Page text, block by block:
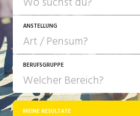
ANSTELLUNG
JOB-TYP
Festanstellung
BERUFSGRUPPE
MEINE RESULTATE